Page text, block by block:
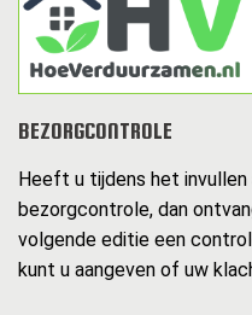
BEZORGCONTROLE
Heeft u tijdens het invullen
bezorgcontrole, dan
volgende editie een
kunt u aangeven of uw